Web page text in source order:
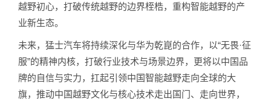
越野初心，打破传统越野的边界桎梏，重构智能越野的产
业新生态。
未来，猛士汽车将持续深化与华为乾崑的合作，以“无畏·征
服”的精神内核，打破行业技术与场景边界，更将以中国品
牌的自信与实力，扛起引领中国智能越野走向全球的大
旗，推动中国越野文化与核心技术走出国门、走向世界，